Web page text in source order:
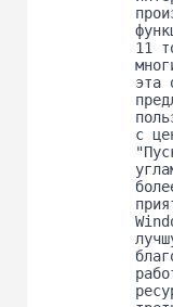
11
эта
с